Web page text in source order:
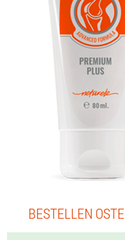
BESTELLEN